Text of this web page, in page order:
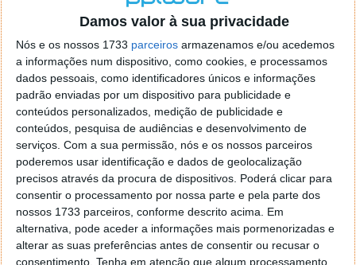
Damos valor à sua privacidade
Nós e os nossos 1733 parceiros armazenamos e/ou acedemos
a informações num dispositivo, como cookies, e processamos
dados pessoais, como identificadores únicos e informações
padrão enviadas por um dispositivo para publicidade e
conteúdos personalizados, medição de publicidade e
conteúdos, pesquisa de audiências e desenvolvimento de
serviços. Com a sua permissão, nós e os nossos parceiros
poderemos usar identificação e dados de geolocalização
precisos através da procura de dispositivos. Poderá clicar para
consentir o processamento por nossa parte e pela parte dos
nossos 1733 parceiros, conforme descrito acima. Em
alternativa, pode aceder a informações mais pormenorizadas e
alterar as suas preferências antes de consentir ou recusar o
consentimento. Tenha em atenção que algum processamento
Jim Ryan da Sony
Europe
“Com o gaming social e a conectividade como
aspectos centrais da PlayStation Vita, é importante
que nos juntemos a um fornecedor de rede líder de
mercado, de forma a assegurar aos jogadores uma
elevada qualidade de experiência 3G.” – afirma Jim
Ryan, Presidente e CEO da Sony Computer
Enterntainment Europe. “A parceria com a Vodafone